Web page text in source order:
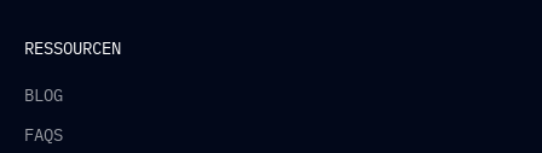
RESSOURCEN
BLOG
FAQS